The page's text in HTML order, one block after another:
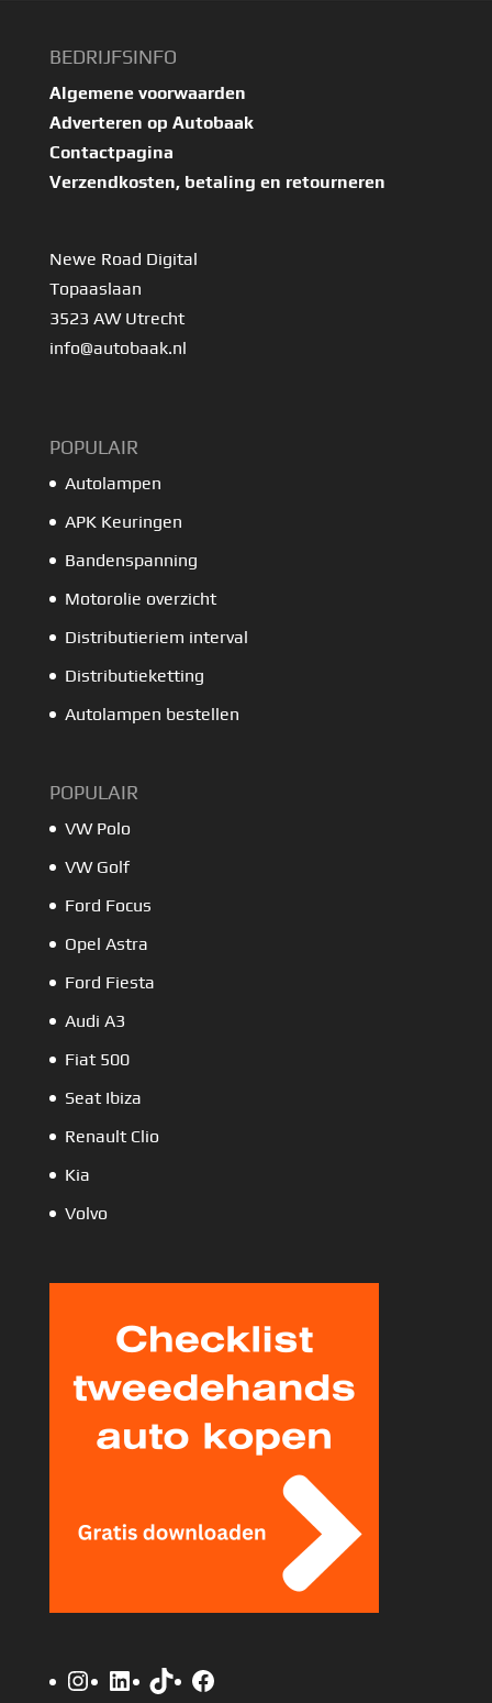
BEDRIJFSINFO
Algemene voorwaarden
Adverteren op Autobaak
Contactpagina
Verzendkosten, betaling en retourneren
Newe Road Digital
Topaaslaan
3523 AW Utrecht
info@autobaak.nl
POPULAIR
Autolampen
APK Keuringen
Bandenspanning
Motorolie overzicht
Distributieriem interval
Distributieketting
Autolampen bestellen
POPULAIR
VW Polo
VW Golf
Ford Focus
Opel Astra
Ford Fiesta
Audi A3
Fiat 500
Seat Ibiza
Renault Clio
Kia
Volvo
Instagram
LinkedIn
TikTokFacebook